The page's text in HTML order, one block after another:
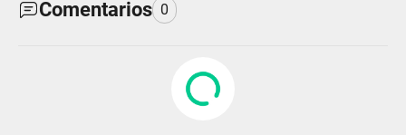
Comentarios 0